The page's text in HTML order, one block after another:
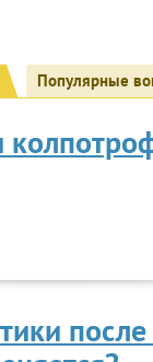
Популярные